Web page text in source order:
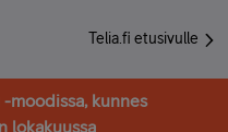
Telia.fi etusivulle
moodissa, kunnes
lokakuussa